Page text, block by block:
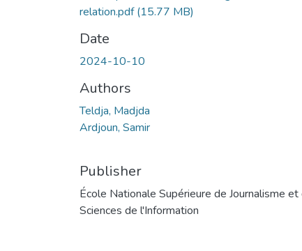
relation.pdf(15.77 MB)
Date
2024-10-10
Authors
Teldja, Madjda
Ardjoun, Samir
Publisher
École Nationale Supérieure de Journalisme et
Sciences de l'Information